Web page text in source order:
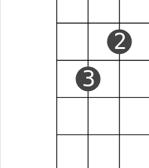
3
2